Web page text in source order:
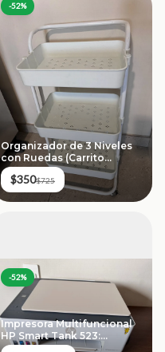
-52%
Organizador de 3 Niveles
con Ruedas (Carrito
Auxiliar Blanco)
$350$725
-52%
Impresora Multifuncional
HP Smart Tank 523:
Sistema de Tinta Continua